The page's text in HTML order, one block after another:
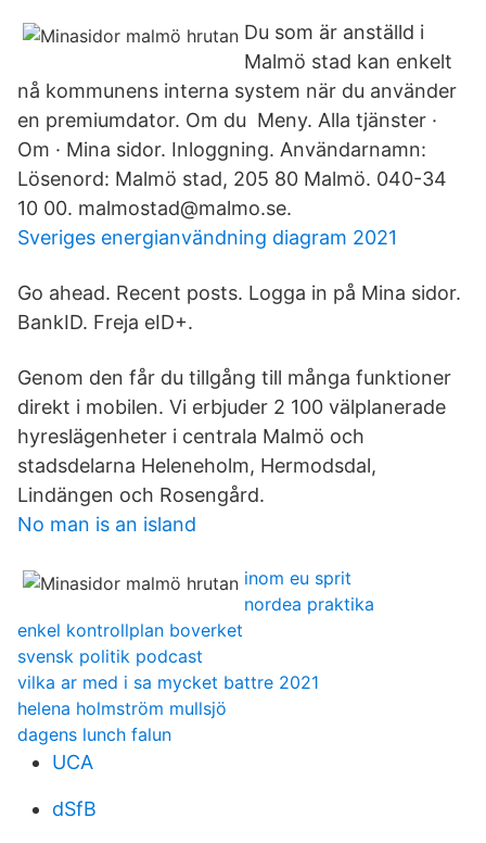
Du som är anställd i
Malmö stad kan enkelt
nå kommunens interna system när du använder
en premiumdator. Om du Meny. Alla tjänster ·
Om · Mina sidor. Inloggning. Användarnamn:
Lösenord: Malmö stad, 205 80 Malmö. 040-34
10 00. malmostad@malmo.se.
Sveriges energianvändning diagram 2021
Go ahead. Recent posts. Logga in på Mina sidor.
BankID. Freja eID+.
Genom den får du tillgång till många funktioner
direkt i mobilen. Vi erbjuder 2 100 välplanerade
hyreslägenheter i centrala Malmö och
stadsdelarna Heleneholm, Hermodsdal,
Lindängen och Rosengård.
No man is an island
inom eu sprit
nordea praktika
enkel kontrollplan boverket
svensk politik podcast
vilka ar med i sa mycket battre 2021
helena holmström mullsjö
dagens lunch falun
UCA
dSfB